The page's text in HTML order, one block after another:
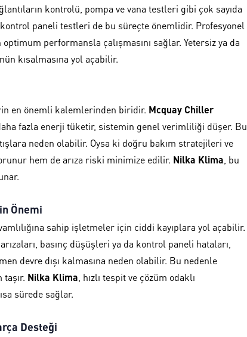
kontrolü, pompa ve vana testleri gibi çok sayıda
paneli testleri de bu süreçte önemlidir. Profesyonel
performansla çalışmasını sağlar. Yetersiz ya da
kısalmasına yol açabilir.
en önemli kalemlerinden biridir. Mcquay Chiller
fazla enerji tüketir, sistemin genel verimliliği düşer. Bu
neden olabilir. Oysa ki doğru bakım stratejileri ve
hem de arıza riski minimize edilir. Nilka Klima , bu
Önemi
sahip işletmeler için ciddi kayıplara yol açabilir.
basınç düşüşleri ya da kontrol paneli hataları,
devre dışı kalmasına neden olabilir. Bu nedenle
Nilka Klima , hızlı tespit ve çözüm odaklı
sürede sağlar.
Desteği